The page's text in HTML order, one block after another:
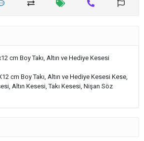
cm Boy Takı, Altın ve Hediye Kesesi
cm Boy Takı, Altın ve Hediye Kesesi Kese,
Altın Kesesi, Takı Kesesi, Nişan Söz